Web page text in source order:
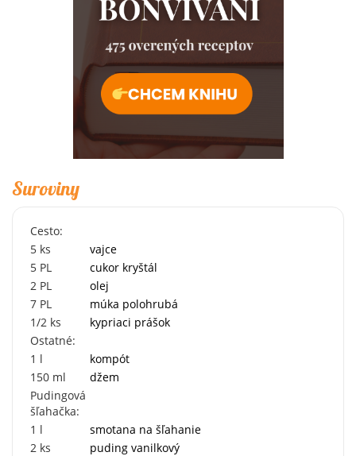
Suroviny
Cesto:
5 ks
vajce
5 PL
cukor kryštál
2 PL
olej
7 PL
múka polohrubá
1/2 ks
kypriaci prášok
Ostatné:
1 l
kompót
150 ml
džem
Pudingová
šľahačka:
1 l
smotana na šľahanie
2 ks
puding vanilkový